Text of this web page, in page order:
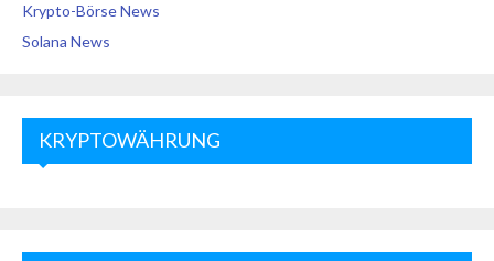
Krypto-Börse News
Solana News
KRYPTOWÄHRUNG